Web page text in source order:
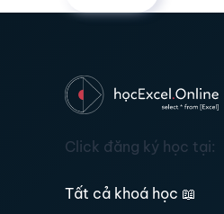
Click đăng ký học tại:
Tất cả khoá học 📖